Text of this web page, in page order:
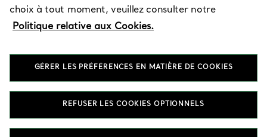
Trouver votre boutique
choix à tout moment, veuillez consulter notre
Politique relative aux Cookies.
GÉRER LES PRÉFÉRENCES EN MATIÈRE DE COOKIES
REFUSER LES COOKIES OPTIONNELS